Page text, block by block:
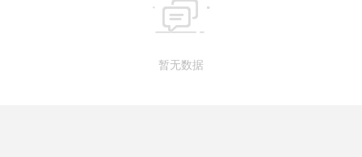

暂无数据